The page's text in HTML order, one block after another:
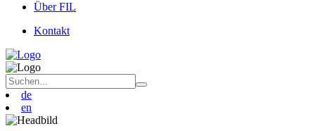
Über FIL
Kontakt
de
en